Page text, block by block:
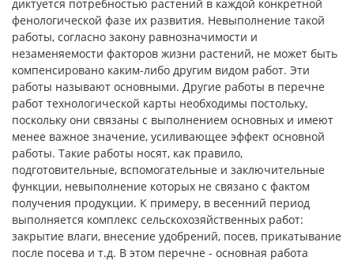
диктуется потребностью растений в каждой конкретной
фенологической фазе их развития. Невыполнение такой
работы, согласно закону равнозначимости и
незаменяемости факторов жизни растений, не может быть
компенсировано каким-либо другим видом работ. Эти
работы называют основными. Другие работы в перечне
работ технологической карты необходимы постольку,
поскольку они связаны с выполнением основных и имеют
менее важное значение, усиливающее эффект основной
работы. Такие работы носят, как правило,
подготовительные, вспомогательные и заключительные
функции, невыполнение которых не связано с фактом
получения продукции. К примеру, в весенний период
выполняется комплекс сельскохозяйственных работ:
закрытие влаги, внесение удобрений, посев, прикатывание
после посева и т.д. В этом перечне - основная работа